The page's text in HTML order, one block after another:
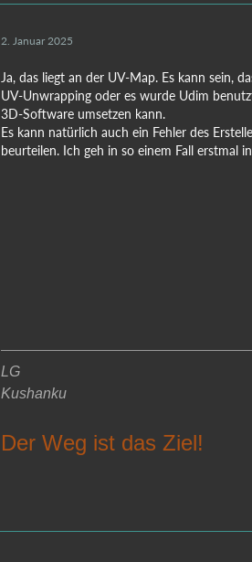
2. Januar 2025
Ja, das liegt an der UV-Map. Es kann sein,
UV-Unwrapping oder es wurde Udim
3D-Software umsetzen kann.
Es kann natürlich auch ein Fehler des
beurteilen. Ich geh in so einem Fall erstmal
LG
Kushanku
Der Weg ist das Ziel!